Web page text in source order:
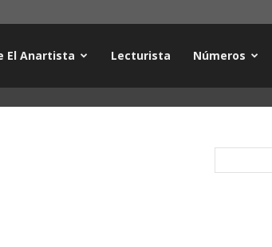
El Anartista Lecturista Números